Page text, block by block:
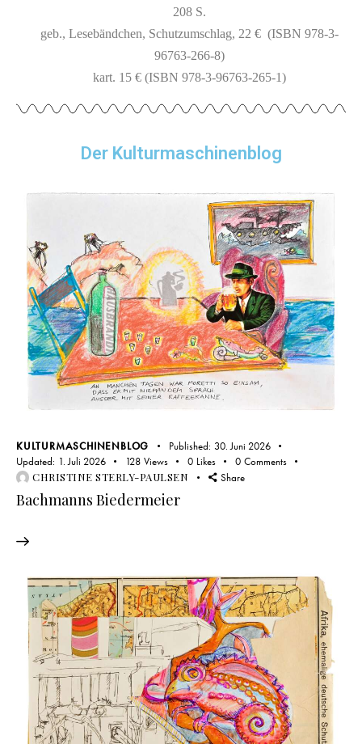
208 S.
geb., Lesebändchen, Schutzumschlag, 22 € (ISBN 978-3-
96763-266-8)
kart. 15 € (ISBN 978-3-96763-265-1)
Der Kulturmaschinenblog
KULTURMASCHINENBLOG Published: 30. Juni 2026
Updated: 1. Juli 2026 128 Views 0 Likes 0 Comments
CHRISTINE STERLY-PAULSEN
Share
Bachmanns Biedermeier